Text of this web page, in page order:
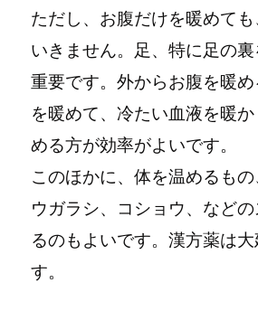
ただし、お腹だけを暖めても
いきません。足、特に足の
重要です。 外からお腹を暖
を暖めて、冷たい血液を暖
める方が効率がよいです。
このほかに、体を温めるも
ウガラシ、コショウ、など
るのもよいです。漢方薬は
す。